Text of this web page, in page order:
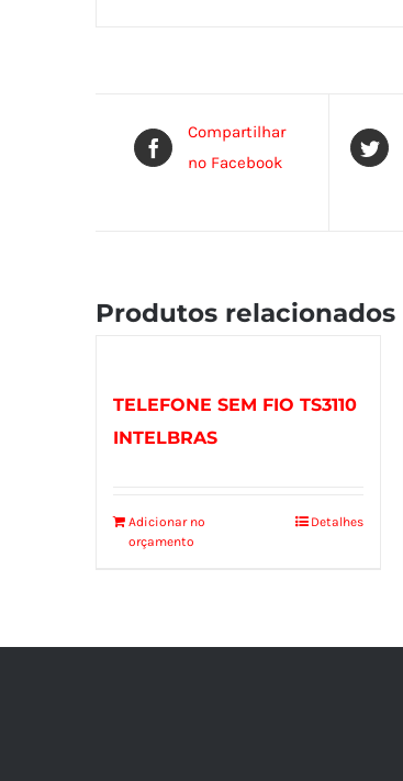
Compartilhar
no Facebook
Produtos relacionados
TELEFONE SEM FIO TS3110
INTELBRAS
Adicionar no
orçamento
Detalhes